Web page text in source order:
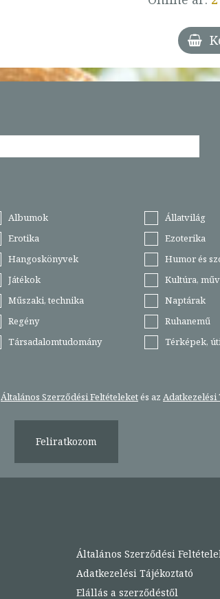
Albumok Állatvilág
Erotika Ezoterika
Hangoskönyvek Humor és
Játékok Kultúra,
Műszaki, technika Naptárak
Regény Ruhanemű
Társadalomtudomány Térképek,
Általános Szerződési Feltételeketés az
Feliratkozom
Általános Szerződési
Adatkezelési Tájékoztató
Elállás a szerződéstől